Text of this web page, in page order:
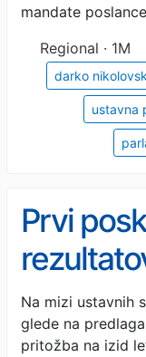
mandate
Regional · 1M
darko
ustavna
Prvi
Na mizi ustavnih
glede na
pritožba na izid